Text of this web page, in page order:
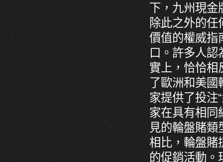
下，九州現金
除此之外的
價值的權威指
口。許多人
實上，恰恰相
了歐洲和美國
家提供了投注
家在具有相同
見的輪盤賭
相比，輪盤賭
的促銷活動。